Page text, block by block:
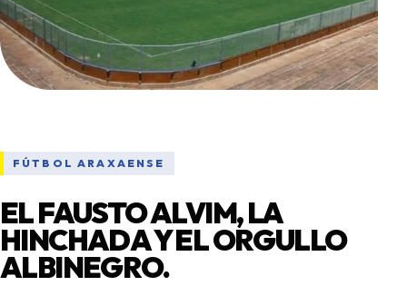
FÚTBOL ARAXAENSE
EL FAUSTO ALVIM, LA
HINCHADA Y EL ORGULLO
ALBINEGRO.